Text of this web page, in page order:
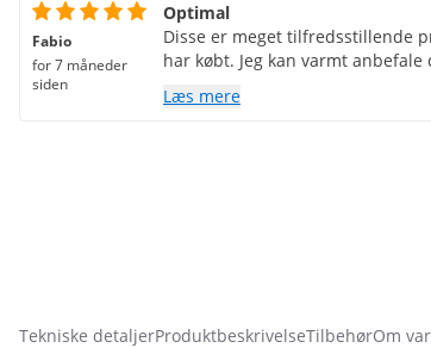
Fabio
for 7 måneder
siden
Optimal
Disse er meget tilfredsstillende
har købt. Jeg kan varmt anbefale
Læs mere
Tekniske detaljerProduktbeskrivelseTilbehørOm